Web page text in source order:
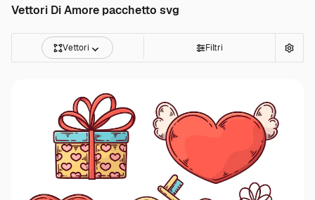
Vettori Di Amore pacchetto svg
Vettori Filtri